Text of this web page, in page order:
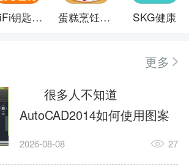
WiFi钥匙全能连 蛋糕烹饪小屋 SKG健康
更多
很多人不知道
AutoCAD2014如何使用图案
填充?今日为你们带来的文章
2026-08-08 27